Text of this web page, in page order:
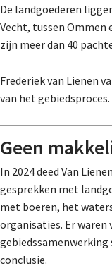
De landgoederen
Vecht, tussen Ommen
zijn meer dan 40
Frederiek van Lienen
van het gebiedsproces.
Geen
In 2024 deed Van
gesprekken met
met boeren, het
organisaties. Er waren
gebiedssamenwerking
conclusie.